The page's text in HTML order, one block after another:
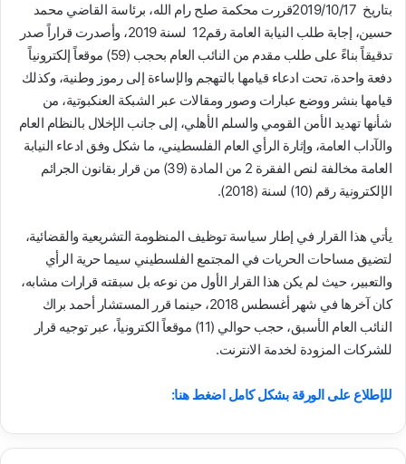
بتاريخ 2019/10/17قررت محكمة صلح رام الله، برئاسة القاضي محمد
حسين، إجابة طلب النيابة العامة رقم12 لسنة 2019، وأصدرت قراراً صدر
تدقيقاً بناءً على طلب مقدم من النائب العام بحجب (59) موقعاً إلكترونياً
دفعة واحدة، تحت ادعاء قيامها بالتهجم والإساءة إلى رموز وطنية، وكذلك
قيامها بنشر ووضع عبارات وصور ومقالات عبر الشبكة العنكبوتية، من
شأنها تهديد الأمن القومي والسلم الأهلي، إلى جانب الإخلال بالنظام العام
والآداب العامة، وإثارة الرأي العام الفلسطيني، ما شكل وفق ادعاء النيابة
العامة مخالفة لنص الفقرة 2 من المادة (39) من قرار بقانون الجرائم
الإلكترونية رقم (10) لسنة (2018).
يأتي هذا القرار في إطار سياسة توظيف المنظومة التشريعية والقضائية،
لتضيق مساحات الحريات في المجتمع الفلسطيني سيما حرية الرأي
والتعبير، حيث لم يكن هذا القرار الأول من نوعه بل سبقته قرارات مشابه،
كان آخرها في شهر أغسطس 2018، حينما قرر المستشار أحمد براك
النائب العام الأسبق، حجب حوالي (11) موقعاً الكترونياً، عبر توجيه قرار
للشركات المزودة لخدمة الانترنت.
للإطلاع على الورقة بشكل كامل اضغط هنا: